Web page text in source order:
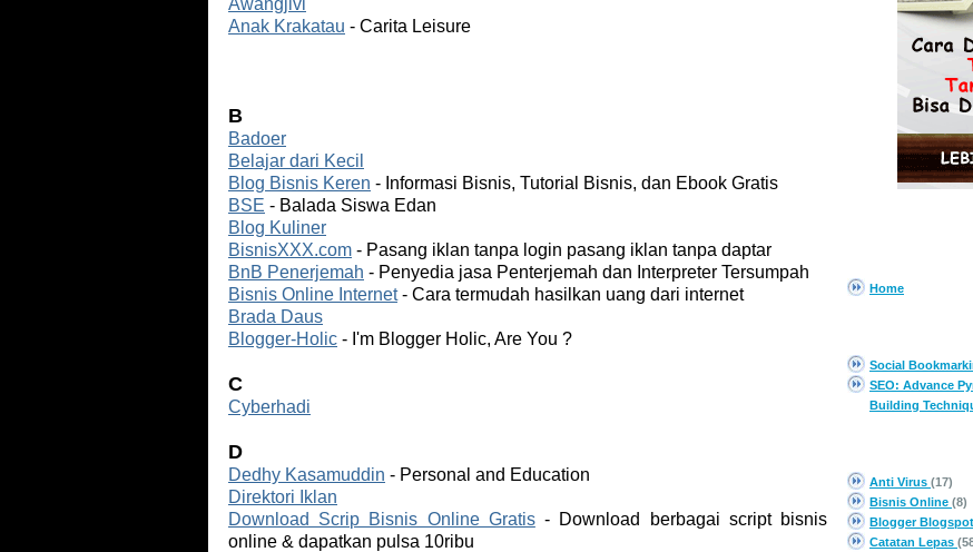
Awangjivi
Anak Krakatau - Carita Leisure
B
Badoer
Belajar dari Kecil
Blog Bisnis Keren - Informasi Bisnis, Tutorial Bisnis, dan Ebook Gratis
BSE - Balada Siswa Edan
Blog Kuliner
BisnisXXX.com - Pasang iklan tanpa login pasang iklan tanpa daptar
BnB Penerjemah - Penyedia jasa Penterjemah dan Interpreter Tersumpah
Bisnis Online Internet- Cara termudah hasilkan uang dari internet
Brada Daus
Blogger-Holic - I'm Blogger Holic, Are You ?
C
Cyberhadi
D
Dedhy Kasamuddin - Personal and Education
Direktori Iklan
Download Scrip Bisnis Online Gratis- Download berbagai script bisnis
online & dapatkan pulsa 10ribu
Home
Social
SEO: Advance
Building
Anti Virus (17)
Bisnis Online (8)
Blogger Blogspot
Catatan Lepas